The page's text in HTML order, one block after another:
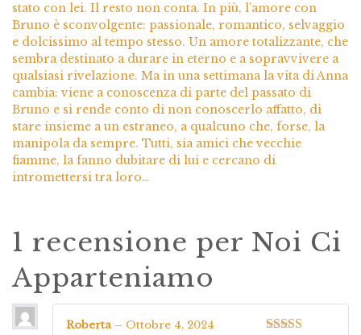
stato con lei. Il resto non conta. In più, l’amore con
Bruno è sconvolgente: passionale, romantico, selvaggio
e dolcissimo al tempo stesso. Un amore totalizzante, che
sembra destinato a durare in eterno e a sopravvivere a
qualsiasi rivelazione. Ma in una settimana la vita di Anna
cambia: viene a conoscenza di parte del passato di
Bruno e si rende conto di non conoscerlo affatto, di
stare insieme a un estraneo, a qualcuno che, forse, la
manipola da sempre. Tutti, sia amici che vecchie
fiamme, la fanno dubitare di lui e cercano di
intromettersi tra loro…
1 recensione per Noi Ci
Apparteniamo
Roberta – Ottobre 4, 2024